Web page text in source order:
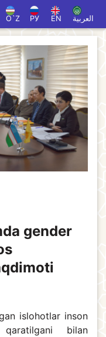
O`Z РУ EN العربية
gender
islohotlar inson
qaratilgani bilan